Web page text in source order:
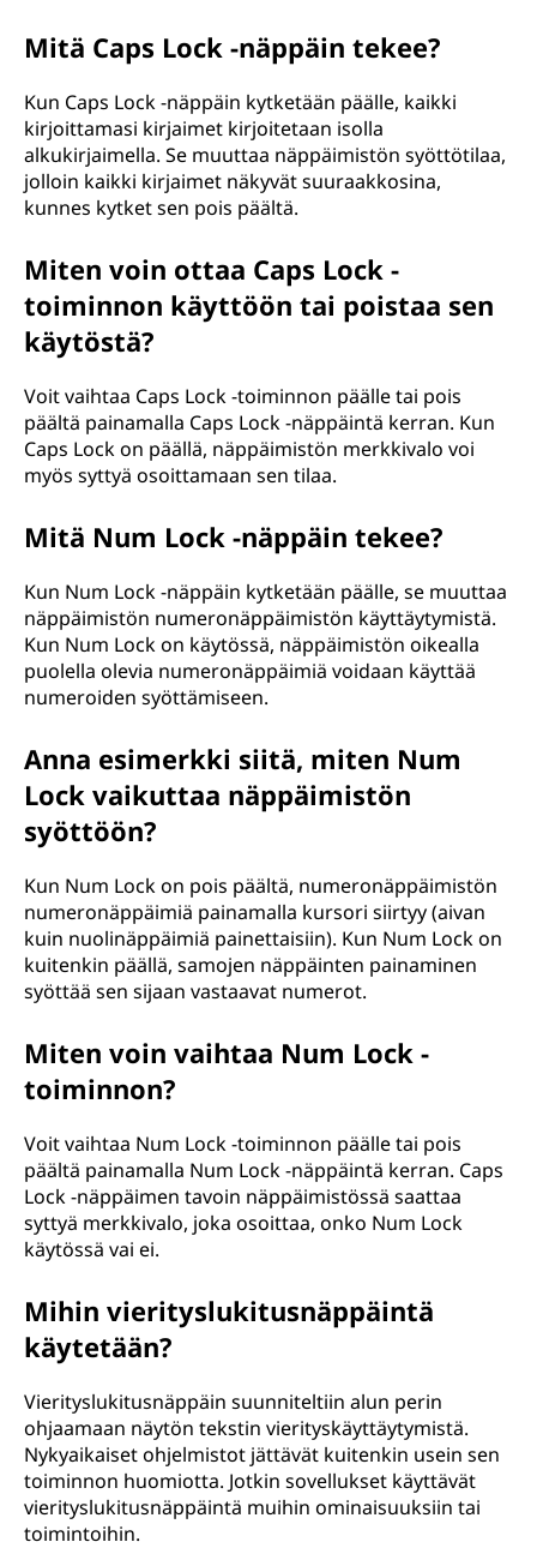
Mitä Caps Lock -näppäin tekee?
Kun Caps Lock -näppäin kytketään päälle, kaikki
kirjoittamasi kirjaimet kirjoitetaan isolla
alkukirjaimella. Se muuttaa näppäimistön syöttötilaa,
jolloin kaikki kirjaimet näkyvät suuraakkosina,
kunnes kytket sen pois päältä.
Miten voin ottaa Caps Lock -
toiminnon käyttöön tai poistaa sen
käytöstä?
Voit vaihtaa Caps Lock -toiminnon päälle tai pois
päältä painamalla Caps Lock -näppäintä kerran. Kun
Caps Lock on päällä, näppäimistön merkkivalo voi
myös syttyä osoittamaan sen tilaa.
Mitä Num Lock -näppäin tekee?
Kun Num Lock -näppäin kytketään päälle, se muuttaa
näppäimistön numeronäppäimistön käyttäytymistä.
Kun Num Lock on käytössä, näppäimistön oikealla
puolella olevia numeronäppäimiä voidaan käyttää
numeroiden syöttämiseen.
Anna esimerkki siitä, miten Num
Lock vaikuttaa näppäimistön
syöttöön?
Kun Num Lock on pois päältä, numeronäppäimistön
numeronäppäimiä painamalla kursori siirtyy (aivan
kuin nuolinäppäimiä painettaisiin). Kun Num Lock on
kuitenkin päällä, samojen näppäinten painaminen
syöttää sen sijaan vastaavat numerot.
Miten voin vaihtaa Num Lock -
toiminnon?
Voit vaihtaa Num Lock -toiminnon päälle tai pois
päältä painamalla Num Lock -näppäintä kerran. Caps
Lock -näppäimen tavoin näppäimistössä saattaa
syttyä merkkivalo, joka osoittaa, onko Num Lock
käytössä vai ei.
Mihin vierityslukitusnäppäintä
käytetään?
Vierityslukitusnäppäin suunniteltiin alun perin
ohjaamaan näytön tekstin vierityskäyttäytymistä.
Nykyaikaiset ohjelmistot jättävät kuitenkin usein sen
toiminnon huomiotta. Jotkin sovellukset käyttävät
vierityslukitusnäppäintä muihin ominaisuuksiin tai
toimintoihin.